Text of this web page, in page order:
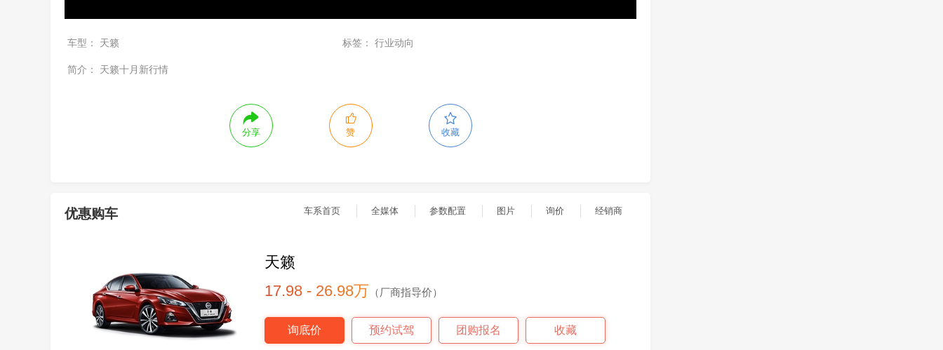
车型： 天籁 标签： 行业动向
简介： 天籁十月新行情
分享 赞 收藏
优惠购车 车系首页 全媒体 参数配置 图片 询价 经销商
天籁
17.98 - 26.98万 （厂商指导价）
询底价 预约试驾 团购报名 收藏